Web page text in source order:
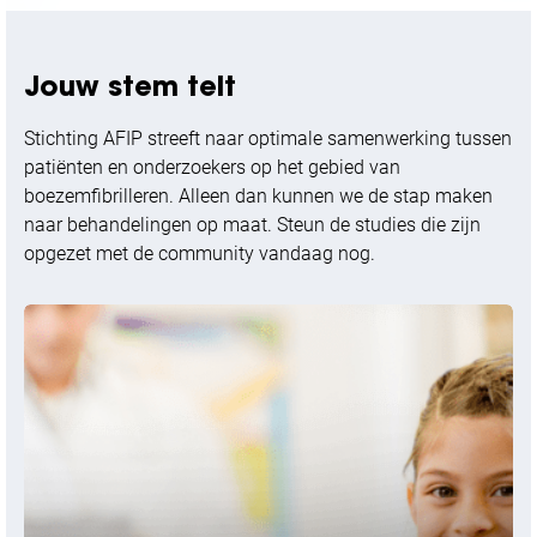
Jouw stem telt
Stichting AFIP streeft naar optimale samenwerking tussen
patiënten en onderzoekers op het gebied van
boezemfibrilleren. Alleen dan kunnen we de stap maken
naar behandelingen op maat. Steun de studies die zijn
opgezet met de community vandaag nog.